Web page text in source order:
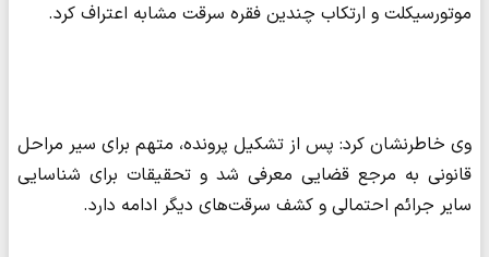
موتورسیکلت و ارتکاب چندین فقره سرقت مشابه اعتراف کرد.
وی خاطرنشان کرد: پس از تشکیل پرونده، متهم برای سیر مراحل
قانونی به مرجع قضایی معرفی شد و تحقیقات برای شناسایی
سایر جرائم احتمالی و کشف سرقت‌های دیگر ادامه دارد.